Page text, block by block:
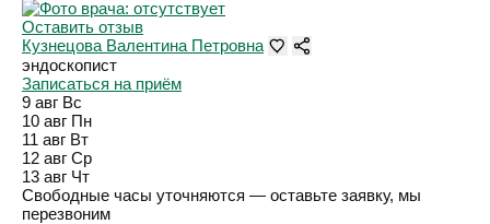
Оставить отзыв
Кузнецова Валентина Петровна
эндоскопист
Записаться на приём
9 авг Вс
10 авг Пн
11 авг Вт
12 авг Ср
13 авг Чт
Свободные часы уточняются — оставьте заявку, мы
перезвоним